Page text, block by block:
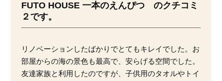
FUTO HOUSE 一本のえんぴつ のクチコミ
２です。
リノベーションしたばかりでとてもキレイでした。 お
部屋からの海の景色も最高で、安らげる空間でした。
友達家族と利用したのですが、 子供用のタオルやトイ